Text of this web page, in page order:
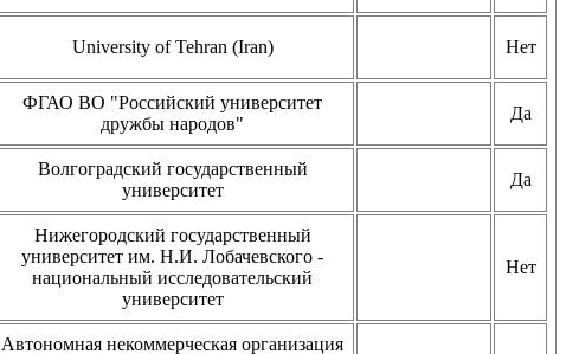
University of Tehran (Iran) Нет
ФГАО ВО "Российский университет
дружбы народов"
Да
Волгоградский государственный
университет
Да
Нижегородский государственный
университет им. Н.И. Лобачевского -
национальный исследовательский
университет
Нет
Автономная некоммерческая организация